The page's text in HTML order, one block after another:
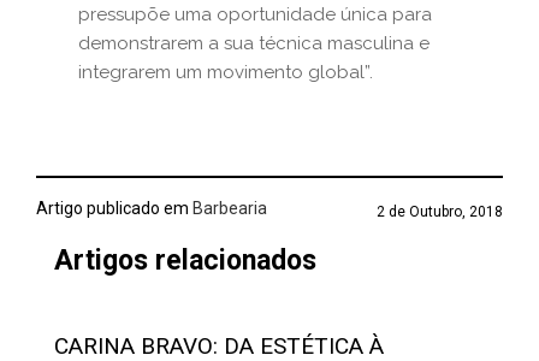
pressupõe uma oportunidade única para
demonstrarem a sua técnica masculina e
integrarem um movimento global”.
Artigo publicado em Barbearia 2 de Outubro, 2018
Artigos relacionados
CARINA BRAVO: DA ESTÉTICA À